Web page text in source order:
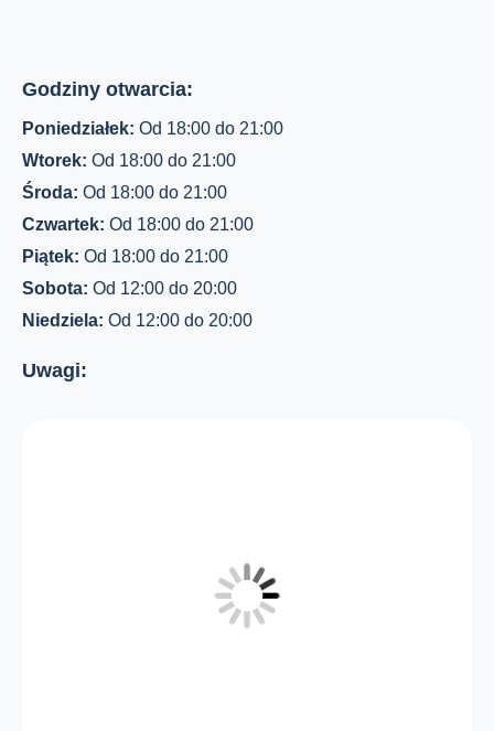
Godziny otwarcia:
Poniedziałek: Od 18:00 do 21:00
Wtorek: Od 18:00 do 21:00
Środa: Od 18:00 do 21:00
Czwartek: Od 18:00 do 21:00
Piątek: Od 18:00 do 21:00
Sobota: Od 12:00 do 20:00
Niedziela: Od 12:00 do 20:00
Uwagi: